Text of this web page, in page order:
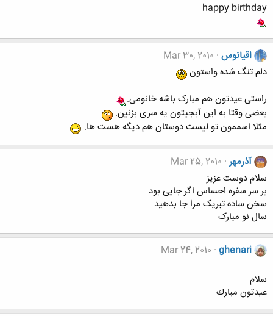
happy birthday
اقیانوس Mar 30, 2010
دلم تنگ شده واستون
راستی عیدتون هم مبارک باشه خانومی.
بعضی وقتا به این آبجیتون یه سری بزنین.
مثلا اسممون تو لیست دوستان هم دیگه هست ها.
آذرمهر Mar 25, 2010
سلام دوست عزیز
بر سر سفره احساس اگر جایی بود
سخن ساده تبریک مرا جا بدهید
سال نو مبارک
ghenari
Mar 24, 2010
سلام
عيدتون مبارك